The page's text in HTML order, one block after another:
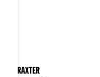
2024 TRAXTER